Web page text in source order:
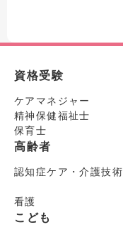
資格受験
ケアマネジャー
精神保健福祉士
保育士
高齢者
認知症ケア・介護技術
看護
こども